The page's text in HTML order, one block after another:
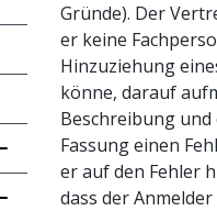
Gründe). Der
er keine
Hinzuziehung
könne, darauf
Beschreibung
Fassung einen
er auf den Fehler
dass der